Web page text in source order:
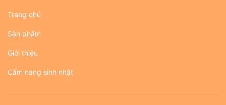
Trang chủ
Sản phẩm
Giới thiệu
Cẩm nang sinh nhật